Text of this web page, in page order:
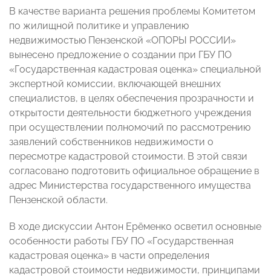
В качестве варианта решения проблемы Комитетом
по жилищной политике и управлению
недвижимостью Пензенской «ОПОРЫ РОССИИ»
вынесено предложение о создании при ГБУ ПО
«Государственная кадастровая оценка» специальной
экспертной комиссии, включающей внешних
специалистов, в целях обеспечения прозрачности и
открытости деятельности бюджетного учреждения
при осуществлении полномочий по рассмотрению
заявлений собственников недвижимости о
пересмотре кадастровой стоимости. В этой связи
согласовано подготовить официальное обращение в
адрес Министерства государственного имущества
Пензенской области.
В ходе дискуссии Антон Ерёменко осветил основные
особенности работы ГБУ ПО «Государственная
кадастровая оценка» в части определения
кадастровой стоимости недвижимости, принципами